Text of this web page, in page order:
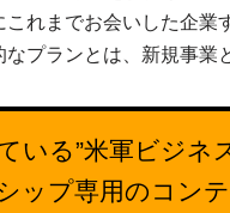
れまでお会いした企業
プランとは、新規事業
いる”米軍ビジ
ップ専用のコン